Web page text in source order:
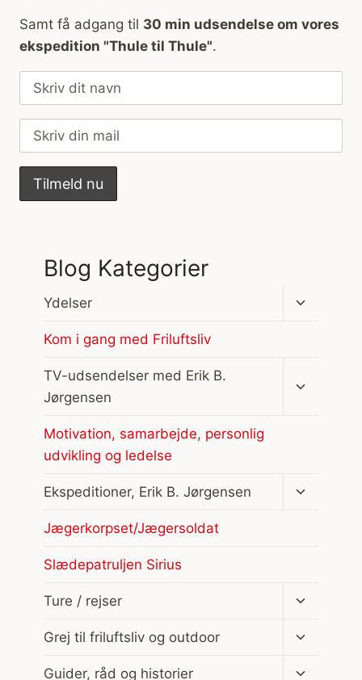
Samt få adgang til 30 min udsendelse om vores
ekspedition "Thule til Thule".
Blog Kategorier
Ydelser
Skift
Kom i gang med Friluftsliv
TV-udsendelser med Erik B.
Jørgensen
Motivation, samarbejde, personlig
udvikling og ledelse
Ekspeditioner, Erik B. Jørgensen
Skift
Jægerkorpset/Jægersoldat
Slædepatruljen Sirius
Ture / rejser
Skift
Grej til friluftsliv og outdoor
Skift
Guider, råd og historier
Skift